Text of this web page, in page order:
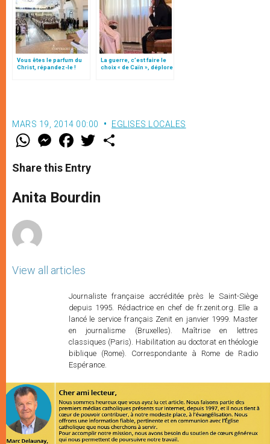
Vous êtes le parfum du
Christ, répandez-le !
La guerre, c’est faire le
choix « de Caïn », déplore
MARS 19, 2014 00:00 EGLISES LOCALES
W
t
s
p
p
M
e
s
e
g
e
F
a
e
b
o
k
w
r
Share this Entry
Anita Bourdin
View all articles
Journaliste française accréditée près le Saint-Siège
depuis 1995. Rédactrice en chef de fr.zenit.org. Elle a
lancé le service français Zenit en janvier 1999. Master
en journalisme (Bruxelles). Maîtrise en lettres
classiques (Paris). Habilitation au doctorat en théologie
biblique (Rome). Correspondante à Rome de Radio
Espérance.